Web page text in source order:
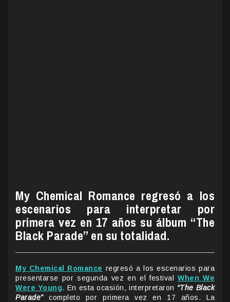
My Chemical Romance regresó a los
escenarios para interpretar por
primera vez en 17 años su álbum “The
Black Parade” en su totalidad.
My Chemical Romance regresó a los escenarios para
presentarse por segunda vez en el festival When We
Were Young. En esta ocasión, interpretaron “The Black
Parade”completo por primera vez en 17 años. La